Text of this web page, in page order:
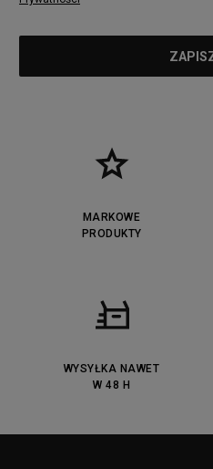
MARKOWE
PRODUKTY
WYSYŁKA NAWET
W 48 H